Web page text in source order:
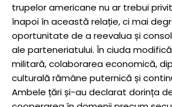
trupelor americane nu ar trebui
înapoi în această relație, ci mai
oportunitate de a reevalua și
ale parteneriatului. În ciuda
militară, colaborarea economică,
culturală rămâne puternică și
Ambele țări și-au declarat dorința